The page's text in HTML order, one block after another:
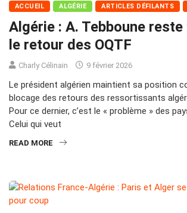
ACCUEIL ALGÉRIE ARTICLES DÉFILANTS
Algérie : A. Tebboune
le retour des OQTF
Charly Célinain 9 février 2026
Le président algérien maintient sa position
blocage des retours des ressortissants
Pour ce dernier, c’est le « problème » des
Celui qui veut
READ MORE